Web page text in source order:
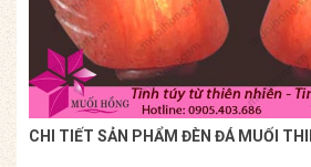
CHI TIẾT SẢN PHẨM ĐÈN ĐÁ MUỐI